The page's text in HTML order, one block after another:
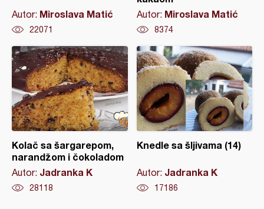
Autor: Miroslava Matić
22071
Autor: Miroslava Matić
8374
Kolač sa šargarepom,
narandžom i čokoladom
Autor: Jadranka K
28118
Knedle sa šljivama (14)
Autor: Jadranka K
17186